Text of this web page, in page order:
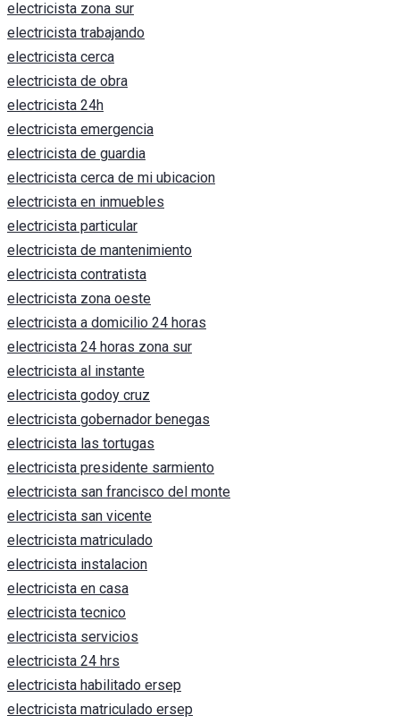
electricista zona sur
electricista trabajando
electricista cerca
electricista de obra
electricista 24h
electricista emergencia
electricista de guardia
electricista cerca de mi ubicacion
electricista en inmuebles
electricista particular
electricista de mantenimiento
electricista contratista
electricista zona oeste
electricista a domicilio 24 horas
electricista 24 horas zona sur
electricista al instante
electricista godoy cruz
electricista gobernador benegas
electricista las tortugas
electricista presidente sarmiento
electricista san francisco del monte
electricista san vicente
electricista matriculado
electricista instalacion
electricista en casa
electricista tecnico
electricista servicios
electricista 24 hrs
electricista habilitado ersep
electricista matriculado ersep